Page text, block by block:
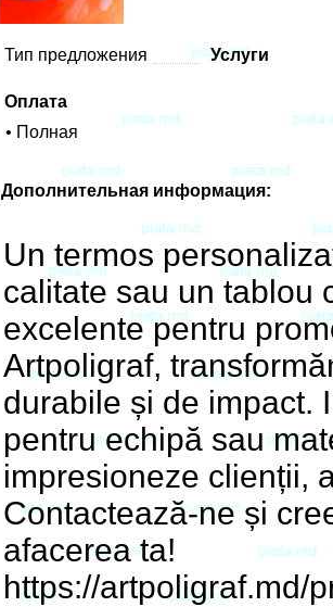
Тип предложения Услуги
Оплата
• Полная
Дополнительная информация:
Un termos
calitate sau un tablou
excelente pentru
Artpoligraf,
durabile și de impact.
pentru echipă sau
impresioneze clienții,
Contactează-ne și
afacerea ta!
https://artpoligraf.md/